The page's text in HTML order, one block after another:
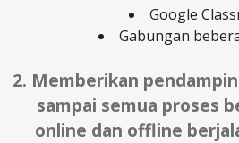
Google
Gabungan
2. Memberikan
sampai semua proses
online dan offline